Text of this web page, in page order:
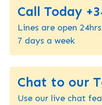
Call Today
Lines are open
7 days a week
Chat to our
Use our live chat